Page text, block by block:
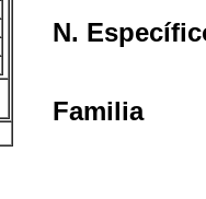
N.
Familia